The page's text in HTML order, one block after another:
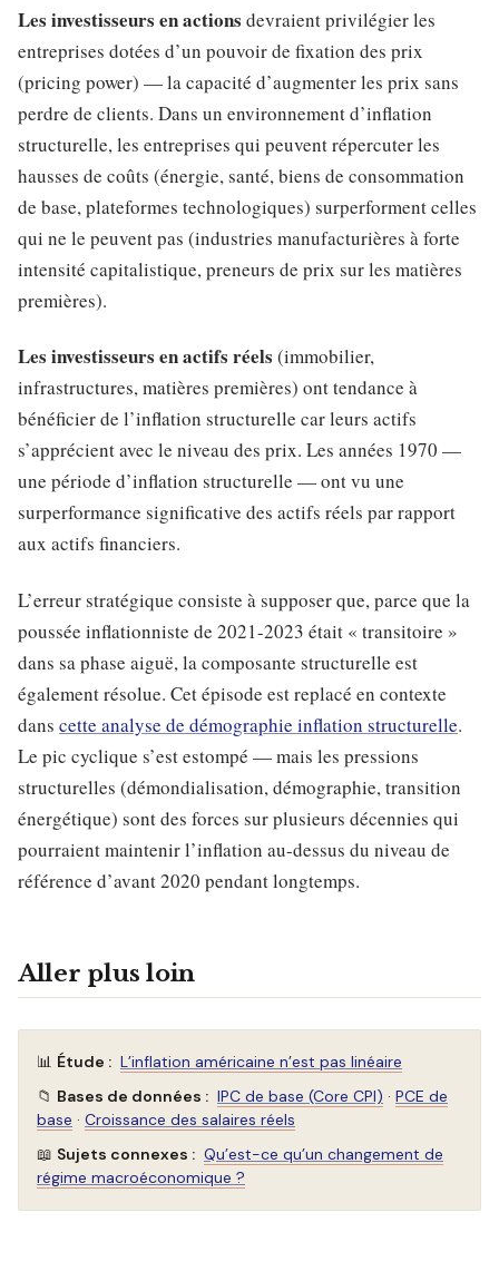
Les investisseurs en actions devraient privilégier les
entreprises dotées d’un pouvoir de fixation des prix
(pricing power) — la capacité d’augmenter les prix sans
perdre de clients. Dans un environnement d’inflation
structurelle, les entreprises qui peuvent répercuter les
hausses de coûts (énergie, santé, biens de consommation
de base, plateformes technologiques) surperforment celles
qui ne le peuvent pas (industries manufacturières à forte
intensité capitalistique, preneurs de prix sur les matières
premières).
Les investisseurs en actifs réels (immobilier,
infrastructures, matières premières) ont tendance à
bénéficier de l’inflation structurelle car leurs actifs
s’apprécient avec le niveau des prix. Les années 1970 —
une période d’inflation structurelle — ont vu une
surperformance significative des actifs réels par rapport
aux actifs financiers.
L’erreur stratégique consiste à supposer que, parce que la
poussée inflationniste de 2021-2023 était « transitoire »
dans sa phase aiguë, la composante structurelle est
également résolue. Cet épisode est replacé en contexte
dans cette analyse de démographie inflation structurelle.
Le pic cyclique s’est estompé — mais les pressions
structurelles (démondialisation, démographie, transition
énergétique) sont des forces sur plusieurs décennies qui
pourraient maintenir l’inflation au-dessus du niveau de
référence d’avant 2020 pendant longtemps.
Aller plus loin
📊 Étude : L’inflation américaine n’est pas linéaire
📁 Bases de données : IPC de base (Core CPI) · PCE de
base · Croissance des salaires réels
📖 Sujets connexes : Qu’est-ce qu’un changement de
régime macroéconomique ?